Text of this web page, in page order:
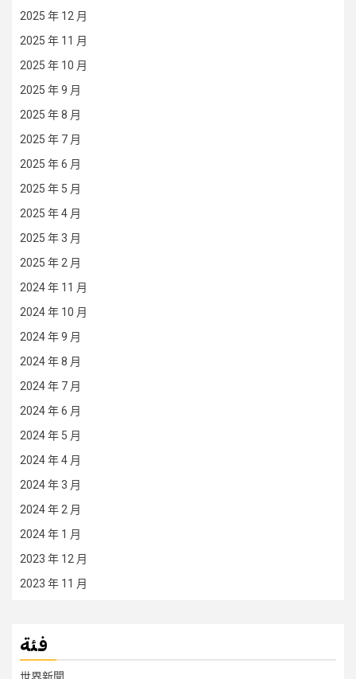
2025 年 12 月
2025 年 11 月
2025 年 10 月
2025 年 9 月
2025 年 8 月
2025 年 7 月
2025 年 6 月
2025 年 5 月
2025 年 4 月
2025 年 3 月
2025 年 2 月
2024 年 11 月
2024 年 10 月
2024 年 9 月
2024 年 8 月
2024 年 7 月
2024 年 6 月
2024 年 5 月
2024 年 4 月
2024 年 3 月
2024 年 2 月
2024 年 1 月
2023 年 12 月
2023 年 11 月
فئة